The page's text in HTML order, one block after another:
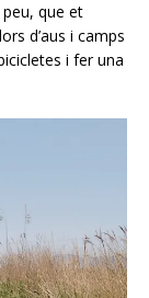
que et
d’aus i camps
i fer una